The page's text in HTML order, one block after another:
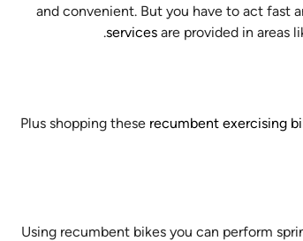
and convenient. But you have to act fast
servicesare provided in areas
Plus shopping these recumbent exercising
Using recumbent bikes you can perform